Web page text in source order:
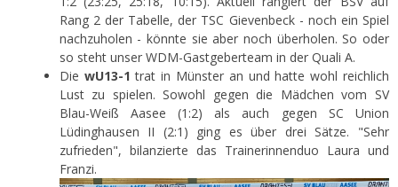
Rang 2 der Tabelle, der TSC Gievenbeck - noch ein Spiel
nachzuholen - könnte sie aber noch überholen. So oder
so steht unser WDM-Gastgeberteam in der Quali A.
Die wU13-1 trat in Münster an und hatte wohl reichlich
Lust zu spielen. Sowohl gegen die Mädchen vom SV
Blau-Weiß Aasee (1:2) als auch gegen SC Union
Lüdinghausen II (2:1) ging es über drei Sätze. "Sehr
zufrieden", bilanzierte das Trainerinnenduo Laura und
Franzi.